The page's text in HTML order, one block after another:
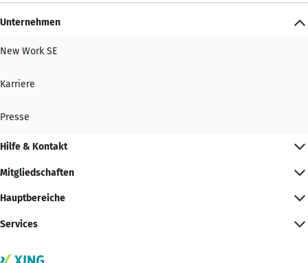
Unternehmen
New Work SE
Karriere
Presse
Hilfe & Kontakt
Mitgliedschaften
Hauptbereiche
Services